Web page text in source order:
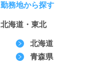
勤務地から探す
北海道・東北
北海道
青森県